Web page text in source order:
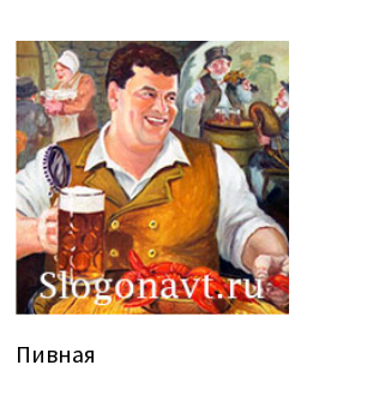
Пивная